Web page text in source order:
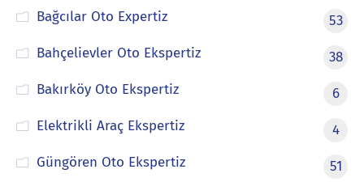
Bağcılar Oto Expertiz
53
Bahçelievler Oto Ekspertiz
38
Bakırköy Oto Ekspertiz
6
Elektrikli Araç Ekspertiz
4
Güngören Oto Ekspertiz
51